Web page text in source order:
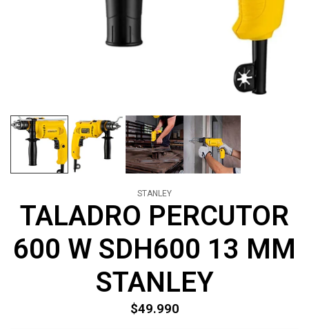
STANLEY
TALADRO PERCUTOR
600 W SDH600 13 MM
STANLEY
$49.990